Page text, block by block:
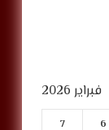
فبراير 2026
6
7